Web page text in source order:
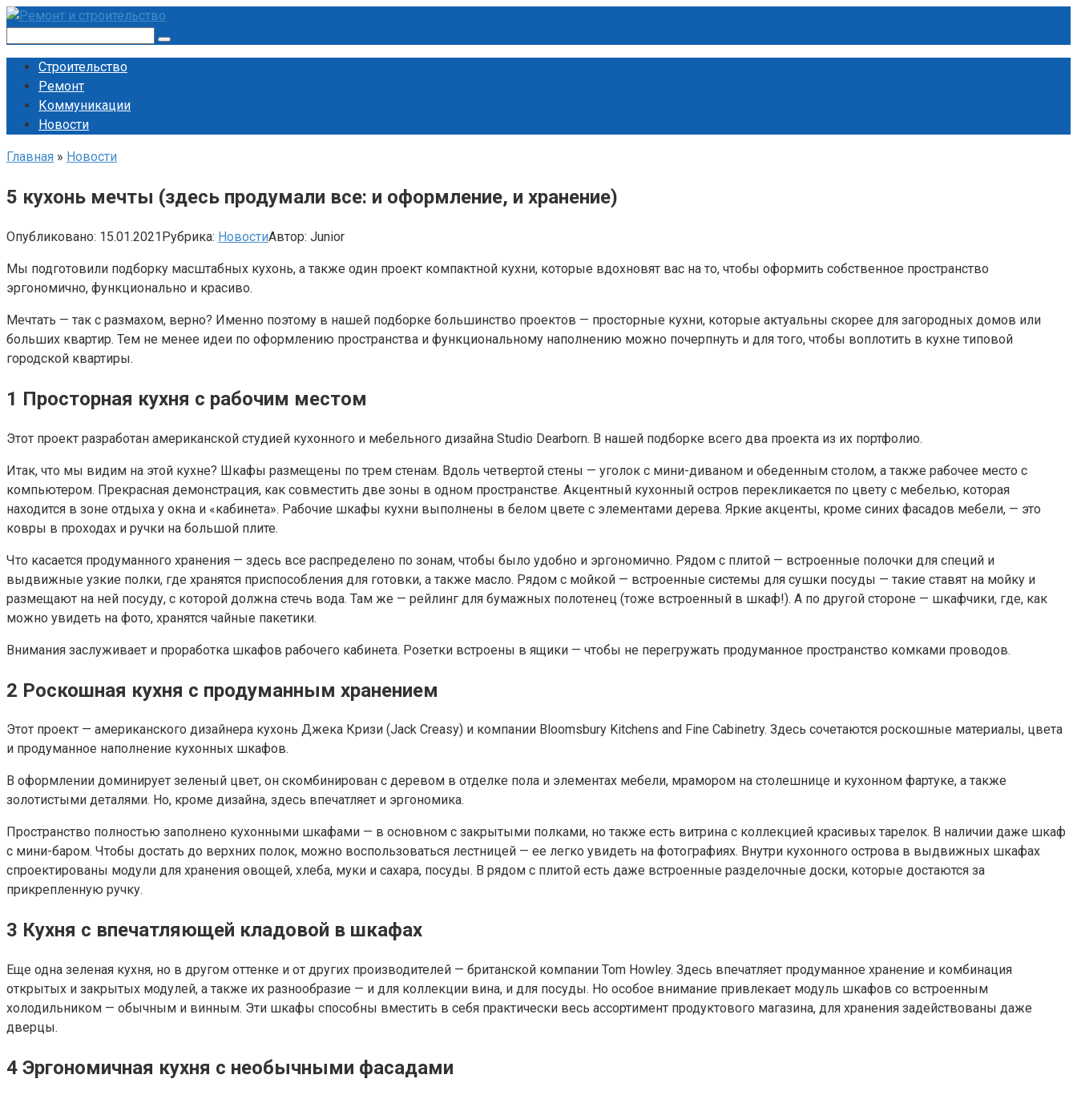
Перейти
Строительство
Ремонт
Коммуникации
Новости
Главная » Новости
5 кухонь мечты (здесь продумали все: и оформление, и хранение)
Опубликовано: 15.01.2021Рубрика: НовостиАвтор: Junior
Мы подготовили подборку масштабных кухонь, а также один проект компактной кухни, которые вдохновят вас на то, чтобы оформить собственное пространство
эргономично, функционально и красиво.
Мечтать — так с размахом, верно? Именно поэтому в нашей подборке большинство проектов — просторные кухни, которые актуальны скорее для загородных домов или
больших квартир. Тем не менее идеи по оформлению пространства и функциональному наполнению можно почерпнуть и для того, чтобы воплотить в кухне типовой
городской квартиры.
1 Просторная кухня с рабочим местом
Этот проект разработан американской студией кухонного и мебельного дизайна Studio Dearborn. В нашей подборке всего два проекта из их портфолио.
Итак, что мы видим на этой кухне? Шкафы размещены по трем стенам. Вдоль четвертой стены — уголок с мини-диваном и обеденным столом, а также рабочее место с
компьютером. Прекрасная демонстрация, как совместить две зоны в одном пространстве. Акцентный кухонный остров перекликается по цвету с мебелью, которая
находится в зоне отдыха у окна и «кабинета». Рабочие шкафы кухни выполнены в белом цвете с элементами дерева. Яркие акценты, кроме синих фасадов мебели, — это
ковры в проходах и ручки на большой плите.
Что касается продуманного хранения — здесь все распределено по зонам, чтобы было удобно и эргономично. Рядом с плитой — встроенные полочки для специй и
выдвижные узкие полки, где хранятся приспособления для готовки, а также масло. Рядом с мойкой — встроенные системы для сушки посуды — такие ставят на мойку и
размещают на ней посуду, с которой должна стечь вода. Там же — рейлинг для бумажных полотенец (тоже встроенный в шкаф!). А по другой стороне — шкафчики, где, как
можно увидеть на фото, хранятся чайные пакетики.
Внимания заслуживает и проработка шкафов рабочего кабинета. Розетки встроены в ящики — чтобы не перегружать продуманное пространство комками проводов.
2 Роскошная кухня с продуманным хранением
Этот проект — американского дизайнера кухонь Джека Кризи (Jack Creasy) и компании Bloomsbury Kitchens and Fine Cabinetry. Здесь сочетаются роскошные материалы, цвета
и продуманное наполнение кухонных шкафов.
В оформлении доминирует зеленый цвет, он скомбинирован с деревом в отделке пола и элементах мебели, мрамором на столешнице и кухонном фартуке, а также
золотистыми деталями. Но, кроме дизайна, здесь впечатляет и эргономика.
Пространство полностью заполнено кухонными шкафами — в основном с закрытыми полками, но также есть витрина с коллекцией красивых тарелок. В наличии даже шкаф
с мини-баром. Чтобы достать до верхних полок, можно воспользоваться лестницей — ее легко увидеть на фотографиях. Внутри кухонного острова в выдвижных шкафах
спроектированы модули для хранения овощей, хлеба, муки и сахара, посуды. В рядом с плитой есть даже встроенные разделочные доски, которые достаются за
прикрепленную ручку.
3 Кухня с впечатляющей кладовой в шкафах
Еще одна зеленая кухня, но в другом оттенке и от других производителей — британской компании Tom Howley. Здесь впечатляет продуманное хранение и комбинация
открытых и закрытых модулей, а также их разнообразие — и для коллекции вина, и для посуды. Но особое внимание привлекает модуль шкафов со встроенным
холодильником — обычным и винным. Эти шкафы способны вместить в себя практически весь ассортимент продуктового магазина, для хранения задействованы даже
дверцы.
4 Эргономичная кухня с необычными фасадами